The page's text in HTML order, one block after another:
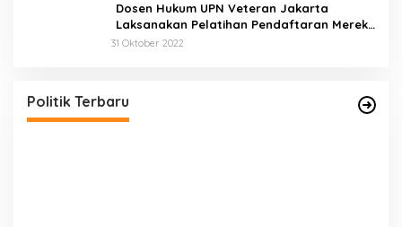
Dosen Hukum UPN Veteran Jakarta
Laksanakan Pelatihan Pendaftaran Merek
di Desa Jatisura Kabupaten Indramayu
31 Oktober 2022
Politik Terbaru
Di Politik, Titik Kota Jambi